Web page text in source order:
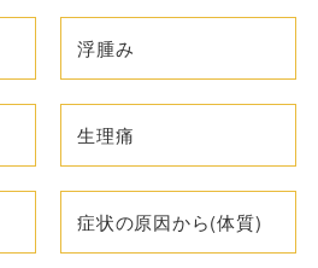
浮腫み
生理痛
症状の原因から(体質)